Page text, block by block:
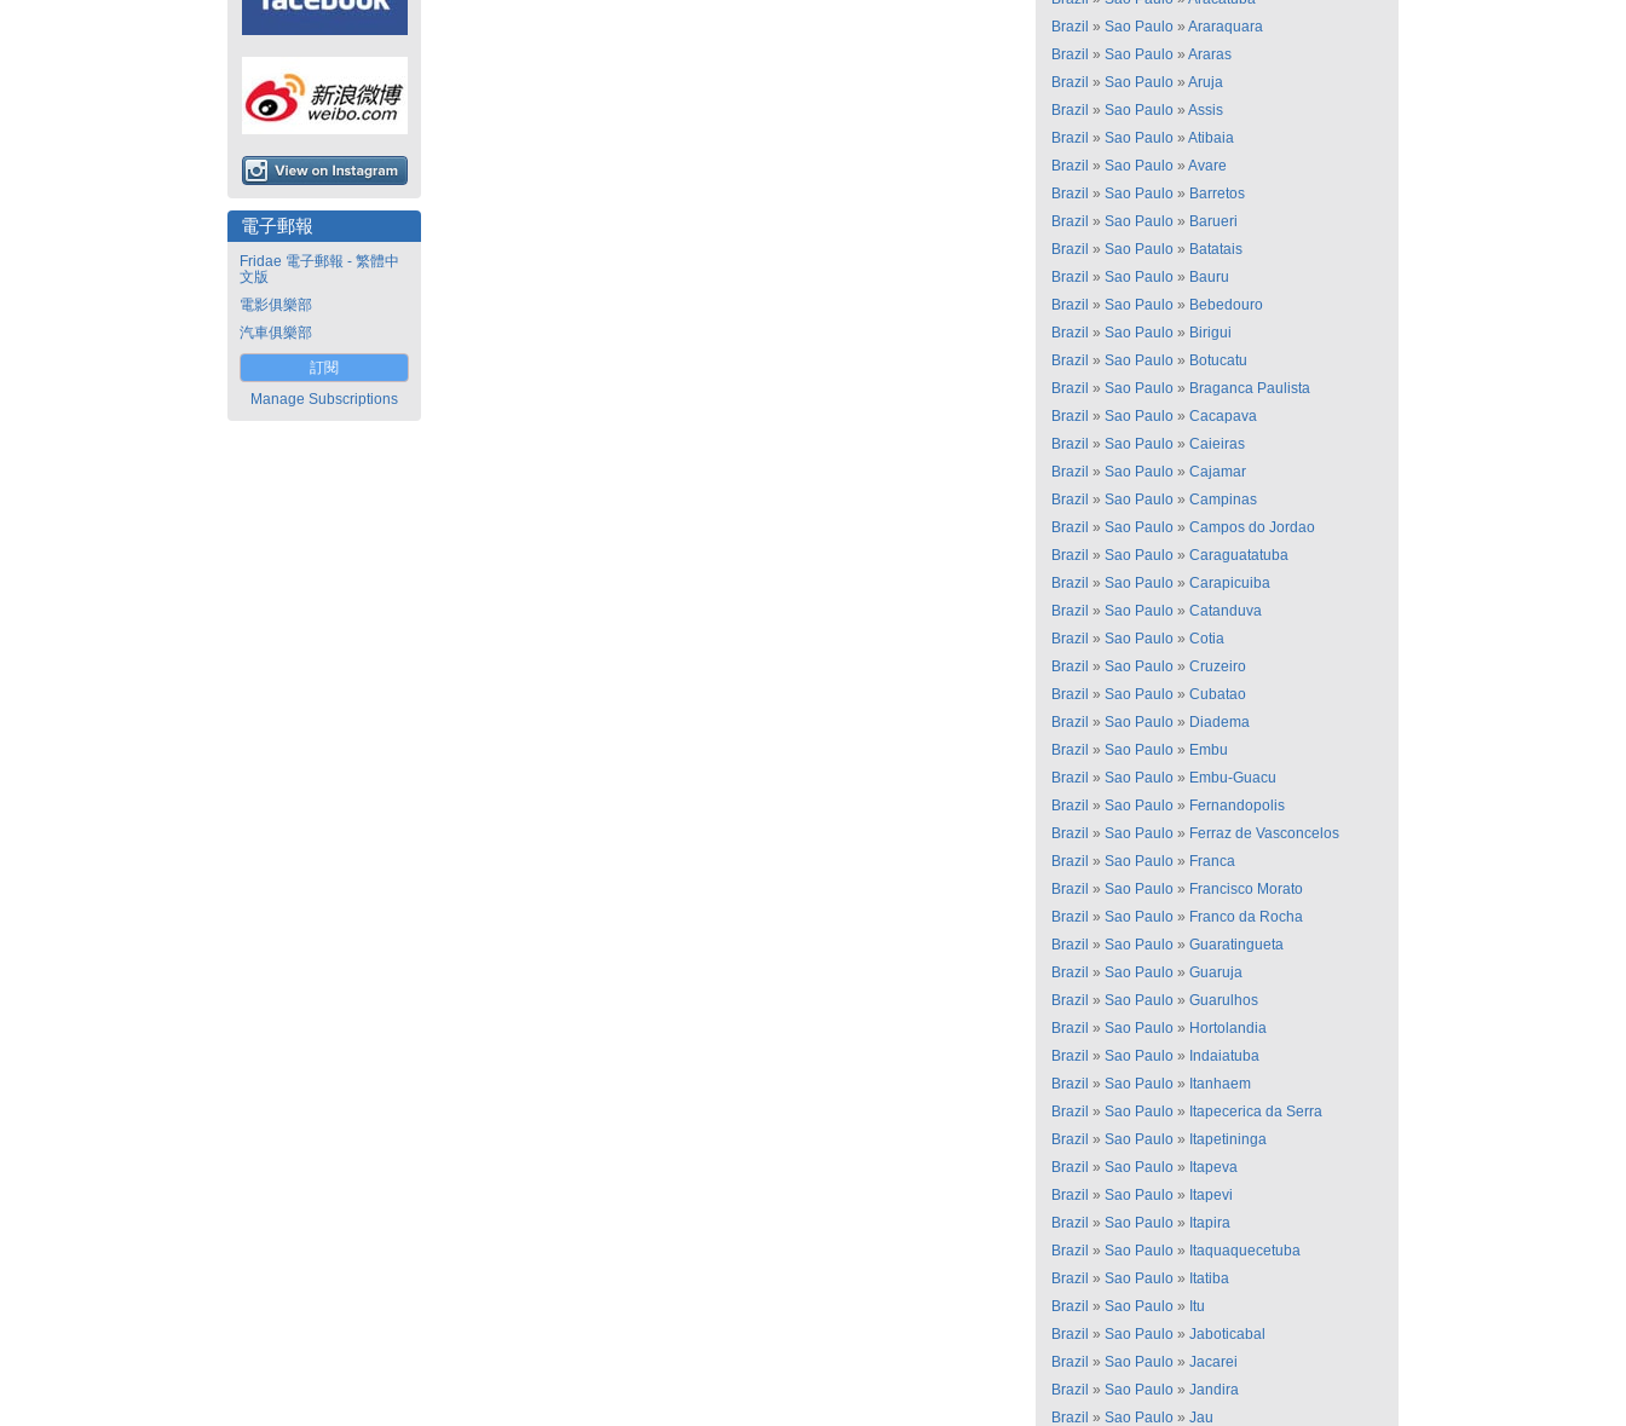
電子郵報
Fridae 電子郵報 - 繁體中
文版
電影俱樂部
汽車俱樂部
訂閱
Manage Subscriptions
Brazil » Sao Paulo » Araraquara
Brazil » Sao Paulo » Araras
Brazil » Sao Paulo » Aruja
Brazil » Sao Paulo » Assis
Brazil » Sao Paulo » Atibaia
Brazil » Sao Paulo » Avare
Brazil » Sao Paulo » Barretos
Brazil » Sao Paulo » Barueri
Brazil » Sao Paulo » Batatais
Brazil » Sao Paulo » Bauru
Brazil » Sao Paulo » Bebedouro
Brazil » Sao Paulo » Birigui
Brazil » Sao Paulo » Botucatu
Brazil » Sao Paulo » Braganca Paulista
Brazil » Sao Paulo » Cacapava
Brazil » Sao Paulo » Caieiras
Brazil » Sao Paulo » Cajamar
Brazil » Sao Paulo » Campinas
Brazil » Sao Paulo » Campos do Jordao
Brazil » Sao Paulo » Caraguatatuba
Brazil » Sao Paulo » Carapicuiba
Brazil » Sao Paulo » Catanduva
Brazil » Sao Paulo » Cotia
Brazil » Sao Paulo » Cruzeiro
Brazil » Sao Paulo » Cubatao
Brazil » Sao Paulo » Diadema
Brazil » Sao Paulo » Embu
Brazil » Sao Paulo » Embu-Guacu
Brazil » Sao Paulo » Fernandopolis
Brazil » Sao Paulo » Ferraz de Vasconcelos
Brazil » Sao Paulo » Franca
Brazil » Sao Paulo » Francisco Morato
Brazil » Sao Paulo » Franco da Rocha
Brazil » Sao Paulo » Guaratingueta
Brazil » Sao Paulo » Guaruja
Brazil » Sao Paulo » Guarulhos
Brazil » Sao Paulo » Hortolandia
Brazil » Sao Paulo » Indaiatuba
Brazil » Sao Paulo » Itanhaem
Brazil » Sao Paulo » Itapecerica da Serra
Brazil » Sao Paulo » Itapetininga
Brazil » Sao Paulo » Itapeva
Brazil » Sao Paulo » Itapevi
Brazil » Sao Paulo » Itapira
Brazil » Sao Paulo » Itaquaquecetuba
Brazil » Sao Paulo » Itatiba
Brazil » Sao Paulo » Itu
Brazil » Sao Paulo » Jaboticabal
Brazil » Sao Paulo » Jacarei
Brazil » Sao Paulo » Jandira
Brazil » Sao Paulo » Jau